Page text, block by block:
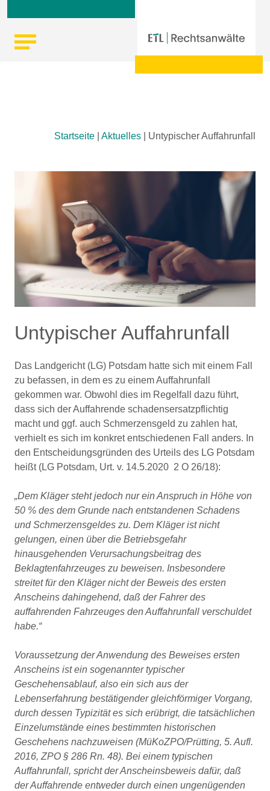
Startseite Aktuelles Untypischer Auffahrunfall
Untypischer Auffahrunfall
Das Landgericht (LG) Potsdam hatte sich mit einem Fall
zu befassen, in dem es zu einem Auffahrunfall
gekommen war. Obwohl dies im Regelfall dazu führt,
dass sich der Auffahrende schadensersatzpflichtig
macht und ggf. auch Schmerzensgeld zu zahlen hat,
verhielt es sich im konkret entschiedenen Fall anders. In
den Entscheidungsgründen des Urteils des LG Potsdam
heißt (LG Potsdam, Urt. v. 14.5.2020 2 O 26/18):
Dem Kläger steht jedoch nur ein Anspruch in Höhe von
50 % des dem Grunde nach entstandenen Schadens
und Schmerzensgeldes zu. Dem Kläger ist nicht
gelungen, einen über die Betriebsgefahr
hinausgehenden Verursachungsbeitrag des
Beklagtenfahrzeuges zu beweisen. Insbesondere
streitet für den Kläger nicht der Beweis des ersten
Anscheins dahingehend, daß der Fahrer des
auffahrenden Fahrzeuges den Auffahrunfall verschuldet
habe.
Voraussetzung der Anwendung des Beweises ersten
Anscheins ist ein sogenannter typischer
Geschehensablauf, also ein sich aus der
Lebenserfahrung bestätigender gleichförmiger Vorgang,
durch dessen Typizität es sich erübrigt, die tatsächlichen
Einzelumstände eines bestimmten historischen
Geschehens nachzuweisen (MüKoZPO/Prütting, 5. Aufl.
2016, ZPO § 286 Rn. 48). Bei einem typischen
Auffahrunfall, spricht der Anscheinsbeweis dafür, daß
der Auffahrende entweder durch einen ungenügenden